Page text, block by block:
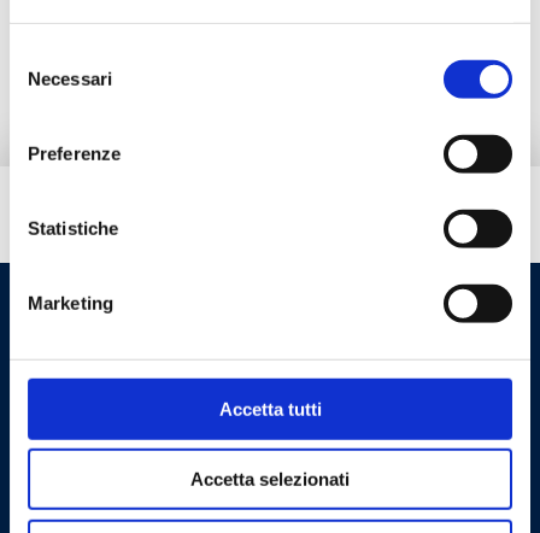
delNecessari
Preferenze
Statistiche
Marketing
Accetta tutti
Accetta selezionati
Cookie Policy Privacy Policy